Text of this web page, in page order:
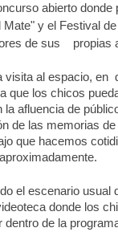
abierto donde
Mate" y el Festival
de sus
propias
visita al espacio, en
que los chicos
la afluencia de
de las memorias
que hacemos
el escenario usual
donde los
dentro de la